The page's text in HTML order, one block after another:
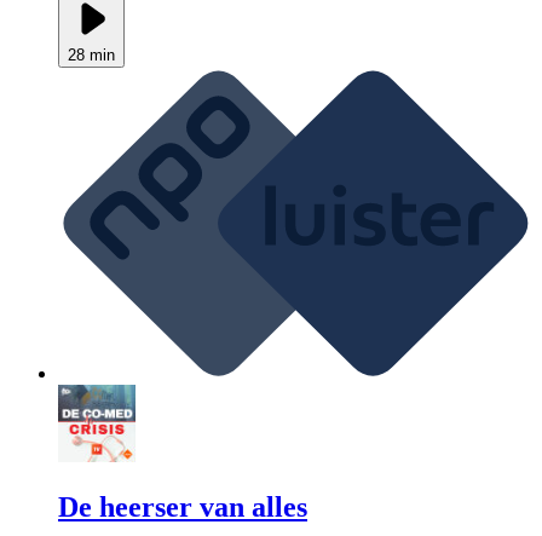
28 min
De heerser van alles